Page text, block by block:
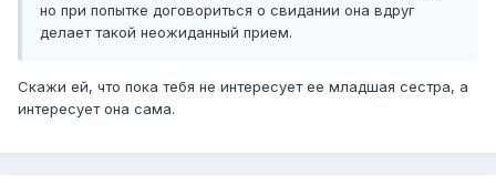
но при попытке договориться о свидании она вдруг
делает такой неожиданный прием.
Скажи ей, что пока тебя не интересует ее младшая сестра, а
интересует она сама.